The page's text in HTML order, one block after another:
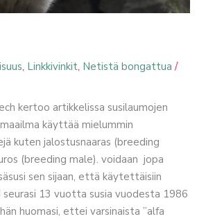
, Linkkivinkit, Netistä bongattua /
kertoo artikkelissa susilaumojen
käyttää mielummin
kuten jalostusnaaras (breeding
(breeding male). voidaan jopa
sen sijaan, että käytettäisiin
seurasi 13 vuotta susia vuodesta 1986
huomasi, ettei varsinaista ”alfa